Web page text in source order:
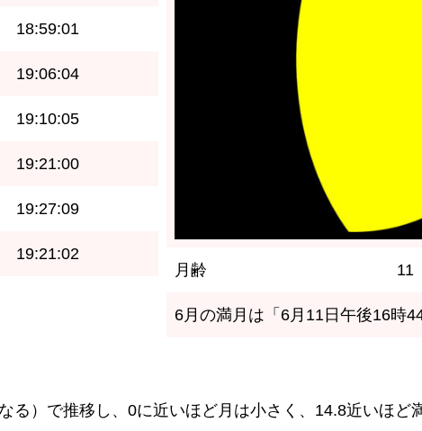
18:59:01
19:06:04
19:10:05
19:21:00
19:27:09
19:21:02
月齢
11
6月の満月は「6月11日午後16時44
る）で推移し、0に近いほど月は小さく、14.8近いほど